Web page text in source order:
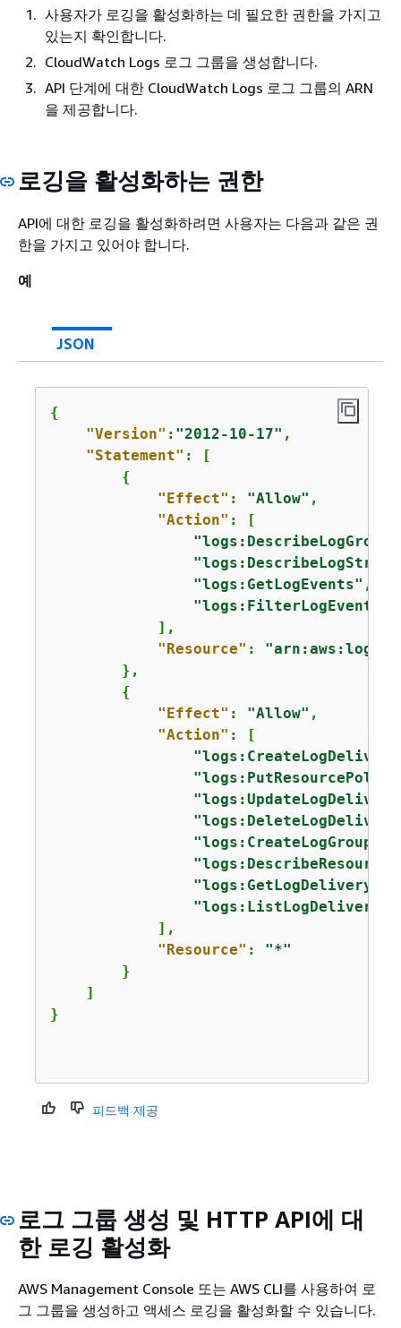
사용자가 로깅을 활성화하는 데 필요한 권한을 가지고
있는지 확인합니다.
CloudWatch Logs 로그 그룹을 생성합니다.
API 단계에 대한 CloudWatch Logs 로그 그룹의 ARN
을 제공합니다.
로깅을 활성화하는 권한
API에 대한 로깅을 활성화하려면 사용자는 다음과 같은 권
한을 가지고 있어야 합니다.
예
JSON
{
"Version" : "2012-10-17" ,
"Statement" : [
{
"Effect" : "Allow" ,
"Action" : [
"logs:GetLogEvents" ,
"logs:FilterLogEvents"
            ],
"Resource" : "arn:aws:logs:
        },
{
"Effect" : "Allow" ,
"Action" : [
"logs:CreateLogGroup"
"logs:GetLogDelivery"
            ],
"Resource" : "*"
        }
    ]
}
피드백 제공
로그 그룹 생성 및 HTTP API에 대
한 로깅 활성화
AWS Management Console 또는 AWS CLI를 사용하여 로
그 그룹을 생성하고 액세스 로깅을 활성화할 수 있습니다.